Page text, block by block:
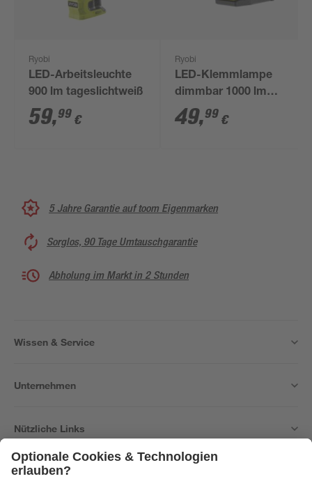
Ryobi
LED-Arbeitsleuchte
900 lm tageslichtweiß
59,99 €
Ryobi
LED-Klemmlampe
dimmbar 1000 lm
neutralweiß 11,6 x
11,6 x 22,2 cm
49,99 €
5 Jahre Garantie auf toom Eigenmarken
Sorglos, 90 Tage Umtauschgarantie
Abholung im Markt in 2 Stunden
Wissen & Service
Unternehmen
Nützliche Links